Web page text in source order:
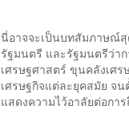
นี่อาจจะเป็นบทสัมภาษณ์สุ
รัฐมนตรี และรัฐมนตรีว่า
เศรษฐศาสตร์ ขุนคลังเศ
เศรษฐกิจแต่ละยุคสมัย จ
แสดงความไว้อาลัยต่อกา